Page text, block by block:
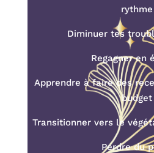
rythme
Diminuer tes
Regagner en
Apprendre à faire des
budget
Transitionner vers le
Perdre du